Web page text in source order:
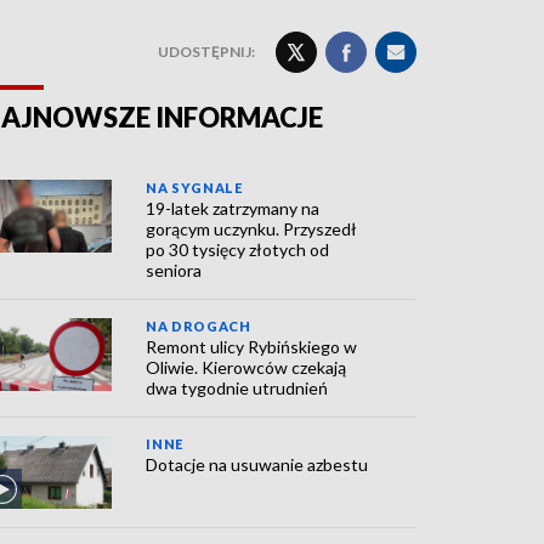
UDOSTĘPNIJ:
INFORMACJE
NA SYGNALE
19-latek zatrzymany na
gorącym uczynku. Przyszedł
po 30 tysięcy złotych od
seniora
NA DROGACH
Remont ulicy Rybińskiego w
Oliwie. Kierowców czekają
dwa tygodnie utrudnień
INNE
Dotacje na usuwanie azbestu